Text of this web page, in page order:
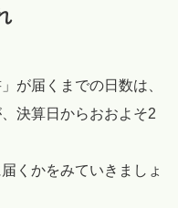
が届くまでの日数は、
決算日からおおよそ2
くかをみていきましょ